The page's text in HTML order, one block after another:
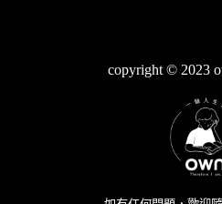
copyright © 2023